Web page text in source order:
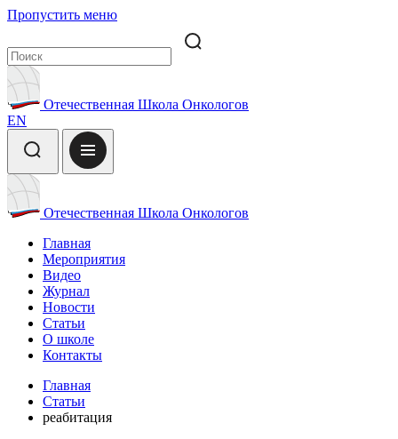
Пропустить меню
Отечественная Школа Онкологов
EN
Отечественная Школа Онкологов
Главная
Мероприятия
Видео
Журнал
Новости
Статьи
О школе
Контакты
Главная
Статьи
реабитация